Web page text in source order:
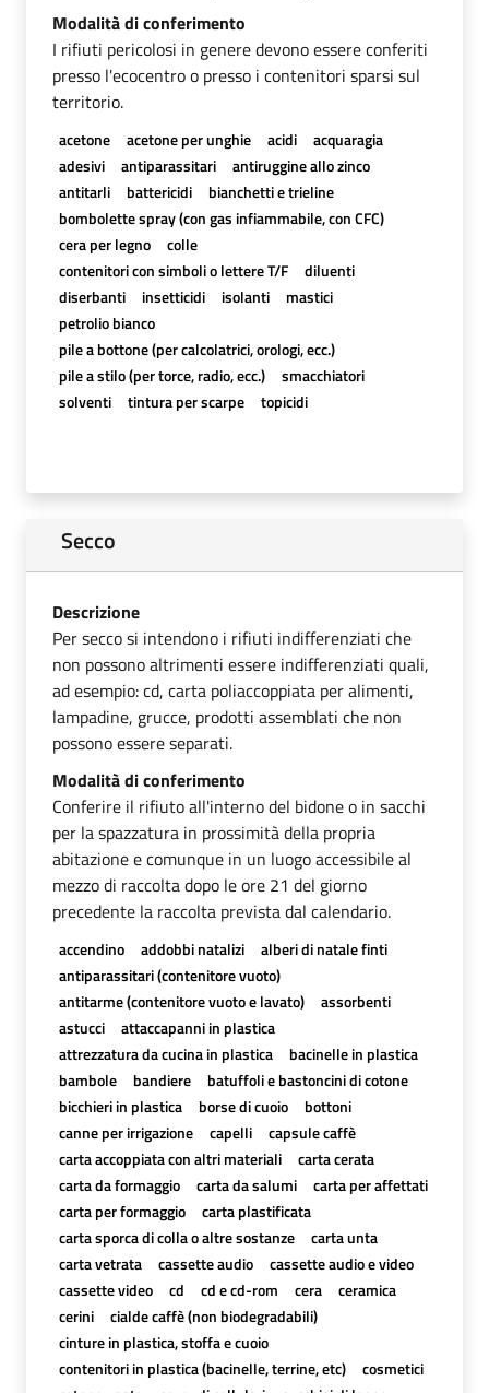
Modalità di conferimento
I rifiuti pericolosi in genere devono essere conferiti
presso l'ecocentro o presso i contenitori sparsi sul
territorio.
acetone acetone per unghie acidi
acquaragia
adesivi
antiparassitari
antiruggine allo zinco
antitarli
battericidi
bianchetti e trieline
bombolette spray (con gas infiammabile, con CFC)
cera per legno
colle
contenitori con simboli o lettere T/F
diluenti
diserbanti
insetticidi isolanti
mastici
petrolio bianco
pile a bottone (per calcolatrici, orologi, ecc.)
pile a stilo (per torce, radio, ecc.)
smacchiatori
solventi
tintura per scarpe topicidi
Secco
Descrizione
Per secco si intendono i rifiuti indifferenziati che
non possono altrimenti essere indifferenziati quali,
ad esempio: cd, carta poliaccoppiata per alimenti,
lampadine, grucce, prodotti assemblati che non
possono essere separati.
Modalità di conferimento
Conferire il rifiuto all'interno del bidone o in sacchi
per la spazzatura in prossimità della propria
abitazione e comunque in un luogo accessibile al
mezzo di raccolta dopo le ore 21 del giorno
precedente la raccolta prevista dal calendario.
accendino addobbi natalizi
alberi di natale finti
antiparassitari (contenitore vuoto)
antitarme (contenitore vuoto e lavato)
assorbenti
astucci
attaccapanni in plastica
attrezzatura da cucina in plastica
bacinelle in plastica
bambole
bandiere
batuffoli e bastoncini di cotone
bicchieri in plastica
borse di cuoio
bottoni
canne per irrigazione
capelli
capsule caffè
carta accoppiata con altri materiali
carta cerata
carta da formaggio
carta da salumi
carta per affettati
carta per formaggio
carta plastificata
carta sporca di colla o altre sostanze
carta unta
carta vetrata
cassette audio
cassette audio e video
cassette video
cd cd e cd-rom cera
ceramica
cerini
cialde caffè (non biodegradabili)
cinture in plastica, stoffa e cuoio
contenitori in plastica (bacinelle, terrine, etc)
cosmetici